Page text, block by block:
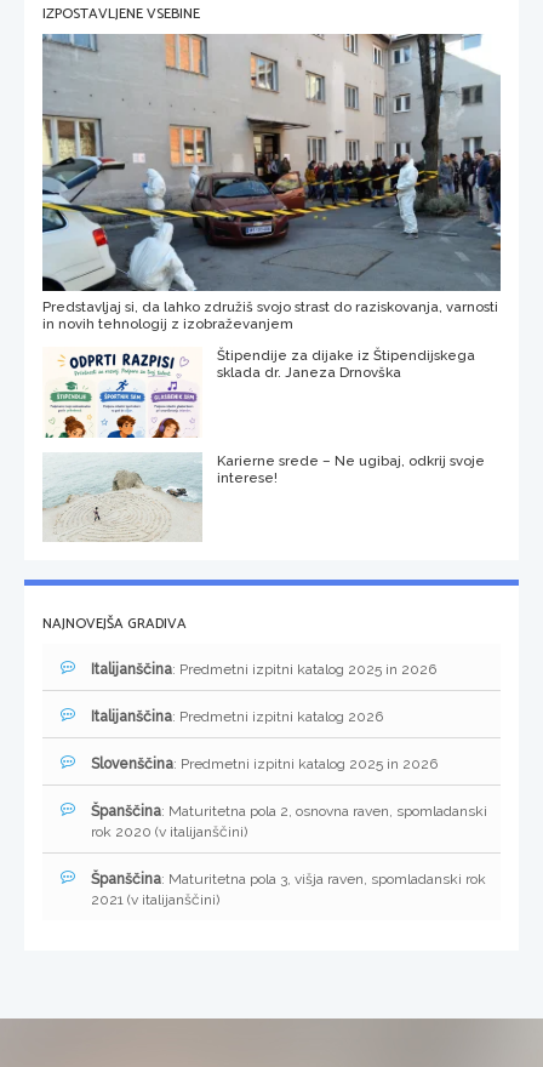
IZPOSTAVLJENE VSEBINE
Predstavljaj si, da lahko združiš svojo strast do raziskovanja, varnosti
in novih tehnologij z izobraževanjem
Štipendije za dijake iz Štipendijskega
sklada dr. Janeza Drnovška
Karierne srede – Ne ugibaj, odkrij svoje
interese!
NAJNOVEJŠA GRADIVA
Italijanščina: Predmetni izpitni katalog 2025 in 2026
Italijanščina: Predmetni izpitni katalog 2026
Slovenščina: Predmetni izpitni katalog 2025 in 2026
Španščina: Maturitetna pola 2, osnovna raven, spomladanski
rok 2020 (v italijanščini)
Španščina: Maturitetna pola 3, višja raven, spomladanski rok
2021 (v italijanščini)